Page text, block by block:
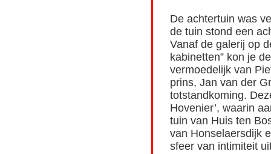
De achtertuin was
de tuin stond een
Vanaf de galerij op
kabinetten” kon je
vermoedelijk van
prins, Jan van der
totstandkoming.
Hovenier’, waarin
tuin van Huis ten
van Honselaersdijk
sfeer van intimiteit